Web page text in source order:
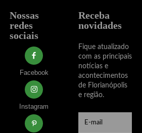
Nossas
redes
sociais
Facebook
Instagram
Receba
novidades
Fique atualizado
com as principais
notícias e
acontecimentos
de Florianópolis
e região.